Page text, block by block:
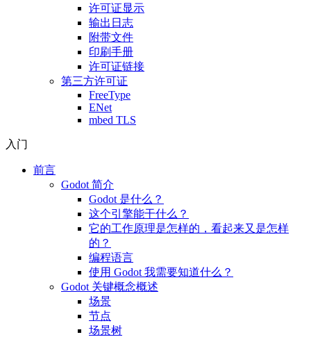
许可证显示
输出日志
附带文件
印刷手册
许可证链接
第三方许可证
FreeType
ENet
mbed TLS
入门
前言
Godot 简介
Godot 是什么？
这个引擎能干什么？
它的工作原理是怎样的，看起来又是怎样
的？
编程语言
使用 Godot 我需要知道什么？
Godot 关键概念概述
场景
节点
场景树